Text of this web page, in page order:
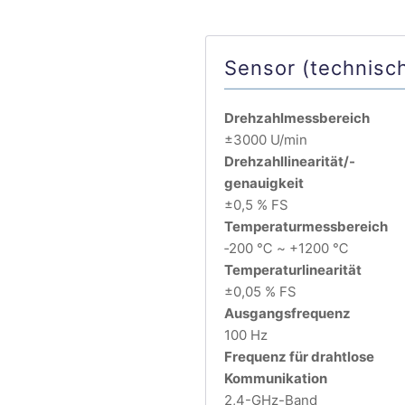
Sensor
Drehzahlmessbereich
±3000 U/min
Drehzahllinearität/-
genauigkeit
±0,5 % FS
Temperaturmessbereich
‐200 ℃ ~ +1200 ℃
Temperaturlinearität
±0,05 % FS
Ausgangsfrequenz
100 Hz
Frequenz für drahtlose
Kommunikation
2,4-GHz-Band